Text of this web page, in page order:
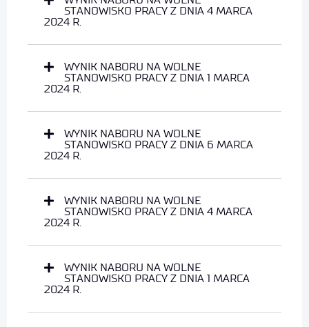
STANOWISKO PRACY Z DNIA 4 MARCA
2024 R.
WYNIK NABORU NA WOLNE
STANOWISKO PRACY Z DNIA 1 MARCA
2024 R.
WYNIK NABORU NA WOLNE
STANOWISKO PRACY Z DNIA 6 MARCA
2024 R.
WYNIK NABORU NA WOLNE
STANOWISKO PRACY Z DNIA 4 MARCA
2024 R.
WYNIK NABORU NA WOLNE
STANOWISKO PRACY Z DNIA 1 MARCA
2024 R.